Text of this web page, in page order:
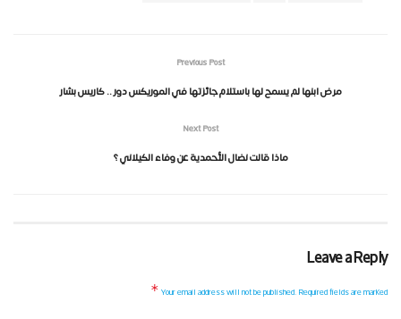
Previous Post
مرض ابنها لم يسمح لها باستلام جائزتها في الموريكس دور .. كاريس بشار
Next Post
ماذا قالت نضال الأحمدية عن وفاء الكيلاني ؟
Leave a Reply
Your email address will not be published.Required fields are marked
*